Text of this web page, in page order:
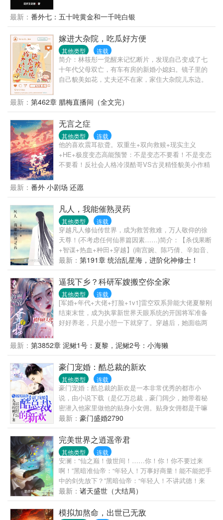
揍小鬼子；孙德胜成了坦克连连长，与小鬼子坦克对
决；独立团喜子成了八路军386旅头号神枪手，狙杀日
军少将；警卫员魏大勇率部队剿灭黑云寨，亲手击毙
山猫子。……
最新： 番外七：五十吨黄金和一千吨白银
嫁进大杂院，吃瓜好方便
其他类型 连载
简介：林筱彤一觉醒来记忆断片，发现自己变成了七
十年代父母双亡，有车有房的新婚小媳妇。镜子里的
自己貌美如花，丈夫还不在家，家住大杂院儿东边。
一点就炸。西边住着大院头号八卦大喇叭张大嘴；茶
语十级，总爱和男人干仗的刁玉莲；北边住着智商在
线的于阿芬；南边住着专业红娘金巧凤。什么什么？
前院老赵家刚下乡回来探亲的二闺女和她准姐夫好上
了！（?）两波人马争相捡漏，最后竟然偷鸡不成蚀把
米！（?）为了升职，堂堂七尺男儿竟然做这种事！
（?）大院pua茶艺大师带头搞事！（?）功成名就之难
忘的初恋系列。（?）付家父子三人狗咬狗，到底是为
徐家闺女结婚前拿着户口本跑了！（?）老秦家心肝宝
贝儿子究竟是谁的娃？（ing）林筱彤高兴得就像瓜田
里到处乱窜的碴。且看二十一世纪新鲜打工人秒变七
十年代吃瓜筱达人。吃瓜就吃瓜，一不小心发现原来
我绿了我自己。
最新： 第462章 腊梅直播间（全文完）
无言之症
其他类型 连载
他的喜欢震耳欲聋。双重生+双向救赎+现实主义
+HE+极度变态高能预警：不是变态不要看！不是变态
不要看！反社会人格冷漠酷哥VS古灵精怪貌美小作精
杀死了。最后一刻，他才发现，自己朝夕相处的男朋
友，是反社会人格。再次睁开眼，回到十年前，他们
最相爱的时候。许弥想阻止陈荒年犯下错误。可每一
次案发现场，陈荒年都会阴森森地出现在他身后，笑
着抱住他。随着时间线再度重合，许弥终于明白，陈
荒年在跟他玩猫和老鼠。他是老鼠。陈荒年是猫。
最新： 番外 小剧场 还愿
凡人，我能催熟灵药
其他类型 连载
穿越凡人修仙传世界，成为救苦救难，万人敬仰的徐
天尊！(不考虑任何仙界篇因素……)简介：【杀伐果断
+智谋+热血+种田+穿越】(南宫婉、陈巧倩、辛如音、
元瑶等等……)任何工作做多了就有经验，比如眼前这
根电线，有没有电，我用手摸一下就知道了。千年灵
药、万年灵药，右手轻轻一摸，资源手到擒来！天南
第一剑修，乱星海第一虫修，大晋第一魔修！若干年
后，登上灵界，我以徐天尊之名，赦免众仙！
最新： 第191章 统治乱星海，进阶化神修士！
逼我下乡？科研军嫂搬空你全家
其他类型 连载
[军婚+年代+大佬+打脸+1v1]雷空双系异能大佬夏黎刚
结束末世，成为执掌新世界天眼系统的开国将军准备
好好养老，只是小憩一下就穿了。穿越后，她面临两
以为是妈宝男，要么下乡去穷乡僻壤的地方当知青。
夏黎：拳头硬了！就这样的小白脸，我一拳能打一个
加强连！努力为首长爹官复原职，成为首长爹最贴心
的米虫小棉袄好好养老他不香吗？可是努力着，努力
着，夏黎回头一看。嗯？我这军职怎么比我首长爹还
高了？南岛一大队来了位漂亮新知青，小姑娘一身痞
气，听说一脚就能把人踹骨折，思想不正，和她亲近
绝对会倒霉！不久后……队员们挑着扁担，挥汗如雨
的为甘蔗地浇水。夏黎靠着玻璃瓶子、注射器弄出自
痛。夏梨用一点儿盐和碳粉做成干电池，用上免费电
灯。队员们：不行！！！夏黎必须得好好亲近！夏
黎：谢邀，已被特招入伍，目前在“国家队”。——海军
陆战队最冷漠、禁欲，无人敢亲近的军官陆定远，第
一次见未来媳妇，她在和人贩子买孩子（误）。第二
次见媳妇，她在黑市倒买倒卖（误）。第三次见媳
妇，她在帮特务修无线电发射台（误）。陆定远：
……后来：真香！
最新： 第3852章 泥鳅1号：夏黎，泥鳅2号：小海獭
豪门宠婚：酷总裁的新欢
其他类型 连载
豪门宠婚：酷总裁的新欢是一本非常优秀的都市小
说，由小说下载（是亿万总裁，豪门阔少，她带着秘
密潜入他家里做他的贴身小女佣。贴身女佣都是干嘛
滴？伺候吃饭，伺候洗澡，还要伺候睡觉？她反抗，
反抗无效！他要霸占的，就会霸占到底，要她的身，
要她的心。当身心全部沦陷，转身欲逃，却被他禁锢
在怀，他滚烫的气息洒在耳畔：“女人，记着我叶子墨
才是你唯一的男人！”可是叶子墨，你是我唯一的男
人，我然是你唯一的女人。你有家世显赫的正牌未婚
妻，有数不清的如花美眷，永远都不会只爱我一人。
所以我会忘了你，请你放开我！
最新： 豪门盛婚2790
完美世界之逍遥帝君
其他类型 连载
安澜：“仙之巅！傲世间！……你！你！你不要过来
啊！”黑暗准仙帝：“年轻人！万事好商量！能不能把手
中的剑先放下？”黑暗仙帝：“年轻人！不讲武德！来
骗！来偷袭我这个残废老头！”诡异高原始祖：“红毛
怪！快救我！……”红毛怪：“抱歉！我已经晚年不详...
最新： 诸天盛世（大结局）
模拟加熬命，出世已无敌